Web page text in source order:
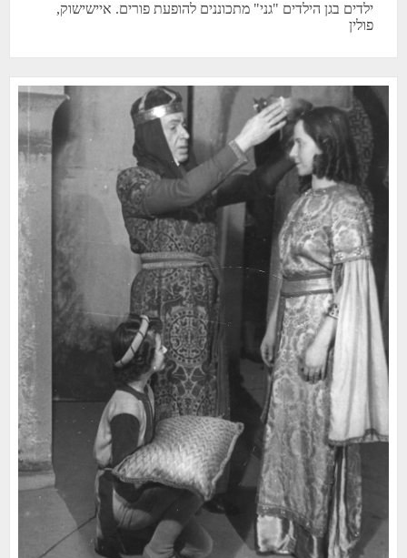
ילדים בגן הילדים "גני" מתכוננים להופעת פורים. איישישוק,
פולין